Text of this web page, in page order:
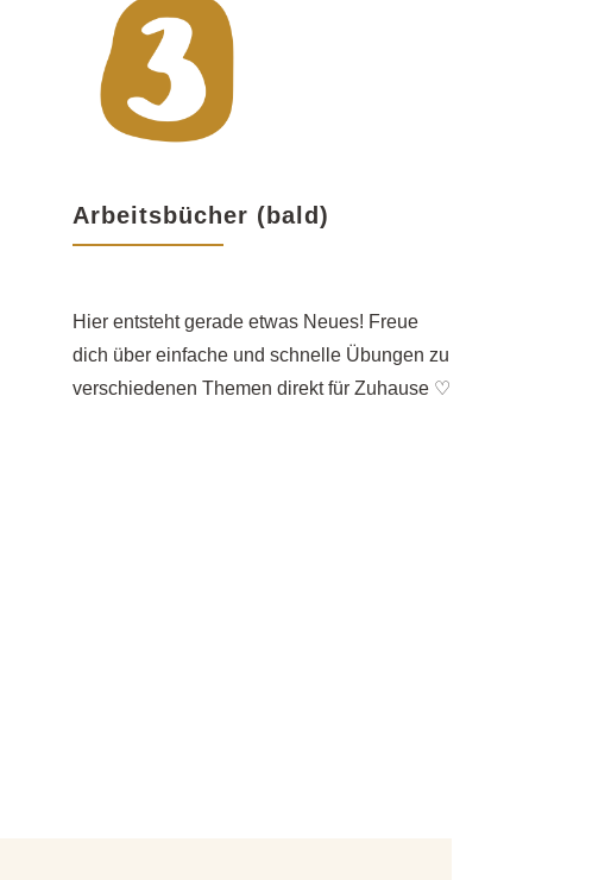
Arbeitsbücher (bald)
Hier entsteht gerade etwas Neues! Freue
dich über einfache und schnelle Übungen zu
verschiedenen Themen direkt für Zuhause ♡